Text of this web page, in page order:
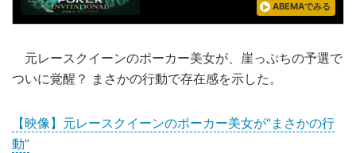
ABEMAでみる
元レースクイーンのポーカー美女が、崖っぷちの予選で
ついに覚醒？ まさかの行動で存在感を示した。
【映像】元レースクイーンのポーカー美女が“まさかの行
動”